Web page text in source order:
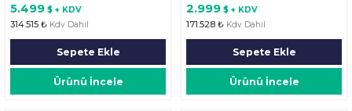
5.499 $ + KDV
314.515 ₺ Kdv Dahil
Sepete Ekle
Ürünü İncele
2.999 $ + KDV
171.528 ₺ Kdv Dahil
Sepete Ekle
Ürünü İncele